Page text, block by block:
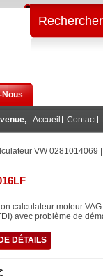
Nous
Accueil Contact
Rechercher
VW 0281014069 |
calculateur moteur
avec problème de
DÉTAILS